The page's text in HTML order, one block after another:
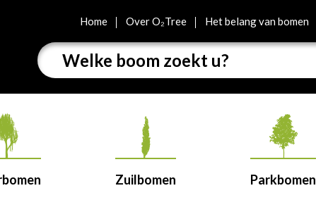
Home Over O₂Tree Het belang van bomen
Zuilbomen Parkbomen